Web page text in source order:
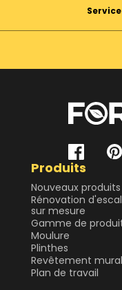
Produits
Nouveaux produits
Rénovation
sur mesure
Gamme de
Moulure
Plinthes
Revêtement mural
Plan de travail